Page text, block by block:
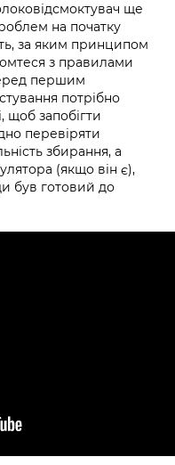
ще
на початку
за яким принципом
з правилами
першим
потрібно
щоб запобігти
перевіряти
збирання, а
(якщо він є),
був готовий до